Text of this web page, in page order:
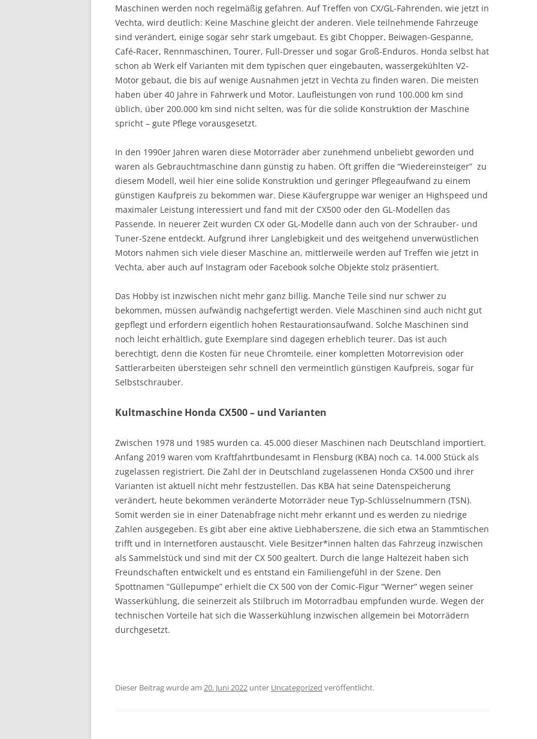
Maschinen werden noch regelmäßig gefahren. Auf Treffen von CX/GL-Fahrenden, wie jetzt in
Vechta, wird deutlich: Keine Maschine gleicht der anderen. Viele teilnehmende Fahrzeuge
sind verändert, einige sogar sehr stark umgebaut. Es gibt Chopper, Beiwagen-Gespanne,
Café-Racer, Rennmaschinen, Tourer, Full-Dresser und sogar Groß-Enduros. Honda selbst hat
schon ab Werk elf Varianten mit dem typischen quer eingebauten, wassergekühlten V2-
Motor gebaut, die bis auf wenige Ausnahmen jetzt in Vechta zu finden waren. Die meisten
haben über 40 Jahre in Fahrwerk und Motor. Laufleistungen von rund 100.000 km sind
üblich, über 200.000 km sind nicht selten, was für die solide Konstruktion der Maschine
spricht – gute Pflege vorausgesetzt.
In den 1990er Jahren waren diese Motorräder aber zunehmend unbeliebt geworden und
waren als Gebrauchtmaschine dann günstig zu haben. Oft griffen die “Wiedereinsteiger” zu
diesem Modell, weil hier eine solide Konstruktion und geringer Pflegeaufwand zu einem
günstigen Kaufpreis zu bekommen war. Diese Käufergruppe war weniger an Highspeed und
maximaler Leistung interessiert und fand mit der CX500 oder den GL-Modellen das
Passende. In neuerer Zeit wurden CX oder GL-Modelle dann auch von der Schrauber- und
Tuner-Szene entdeckt. Aufgrund ihrer Langlebigkeit und des weitgehend unverwüstlichen
Motors nahmen sich viele dieser Maschine an, mittlerweile werden auf Treffen wie jetzt in
Vechta, aber auch auf Instagram oder Facebook solche Objekte stolz präsentiert.
Das Hobby ist inzwischen nicht mehr ganz billig. Manche Teile sind nur schwer zu
bekommen, müssen aufwändig nachgefertigt werden. Viele Maschinen sind auch nicht gut
gepflegt und erfordern eigentlich hohen Restaurationsaufwand. Solche Maschinen sind
noch leicht erhältlich, gute Exemplare sind dagegen erheblich teurer. Das ist auch
berechtigt, denn die Kosten für neue Chromteile, einer kompletten Motorrevision oder
Sattlerarbeiten übersteigen sehr schnell den vermeintlich günstigen Kaufpreis, sogar für
Selbstschrauber.
Kultmaschine Honda CX500 – und Varianten
Zwischen 1978 und 1985 wurden ca. 45.000 dieser Maschinen nach Deutschland importiert.
Anfang 2019 waren vom Kraftfahrtbundesamt in Flensburg (KBA) noch ca. 14.000 Stück als
zugelassen registriert. Die Zahl der in Deutschland zugelassenen Honda CX500 und ihrer
Varianten ist aktuell nicht mehr festzustellen. Das KBA hat seine Datenspeicherung
verändert, heute bekommen veränderte Motorräder neue Typ-Schlüsselnummern (TSN).
Somit werden sie in einer Datenabfrage nicht mehr erkannt und es werden zu niedrige
Zahlen ausgegeben. Es gibt aber eine aktive Liebhaberszene, die sich etwa an Stammtischen
trifft und in Internetforen austauscht. Viele Besitzer*innen halten das Fahrzeug inzwischen
als Sammelstück und sind mit der CX 500 gealtert. Durch die lange Haltezeit haben sich
Freundschaften entwickelt und es entstand ein Familiengefühl in der Szene. Den
Spottnamen “Güllepumpe” erhielt die CX 500 von der Comic-Figur “Werner” wegen seiner
Wasserkühlung, die seinerzeit als Stilbruch im Motorradbau empfunden wurde. Wegen der
technischen Vorteile hat sich die Wasserkühlung inzwischen allgemein bei Motorrädern
durchgesetzt.
Dieser Beitrag wurde am 20. Juni 2022 unter Uncategorized veröffentlicht.